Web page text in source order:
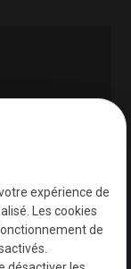
expérience de
Les cookies
de